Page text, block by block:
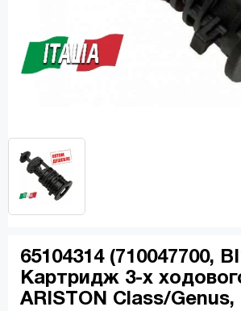
65104314 (710047700,
Картридж 3-х
ARISTON Class/Genus,